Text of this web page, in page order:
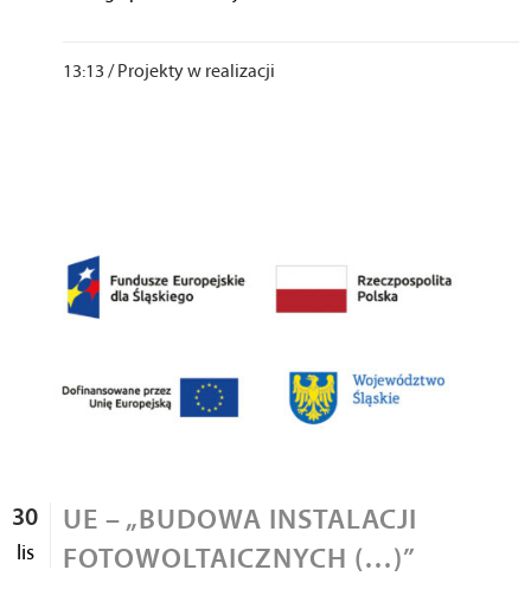
13:13 / Projekty w realizacji
30
lis
UE – „BUDOWA INSTALACJI
FOTOWOLTAICZNYCH (…)”